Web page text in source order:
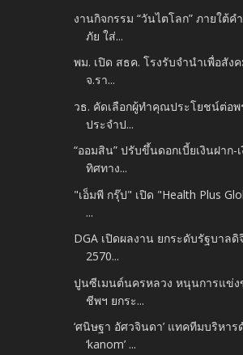
งานกิจกรรม “วันไตโลก” ภายใต้
ภัย ใส่...
พม. เปิด สธค. โรงรับจำนำเพื่อสัง
จ.รา...
วธ. คัดเลือกผู้ทำคุณประโยชน์ต่อ
ประจำป...
“ออมสิน” ปรับขึ้นดอกเบี้ยเงินฝาก-
ทิศทาง...
"เอ็มพี กรุ๊ป" เปิด "Health Plus
...
DGA เปิดผลงาน ยกระดับรัฐบาลดิ
2570...
ปูนซีเมนต์นครหลวง หนุนการแข่
ชีพฯ ยกระ...
‘ศนิษฐา อัศวจินดา’ แทคทีมบริหา
‘kanom’ ...